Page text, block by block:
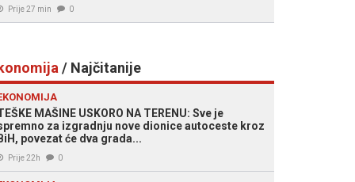
Prije 27 min 0
/ Najčitanije
MAŠINE USKORO NA TERENU: Sve je
za izgradnju nove dionice autoceste kroz
povezat će dva grada...
Prije 22h 0